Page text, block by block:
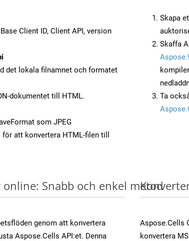
Client ID, Client API, version
det lokala filnamnet och formatet
dokumentet till HTML.
som JPEG
för att konvertera HTML-filen till
Skapa
Skaffa
Ta
online: Snabb och enkel metod
genom att konvertera
Aspose.Cells API:et. Denna
Aspose.Cells
konvertera